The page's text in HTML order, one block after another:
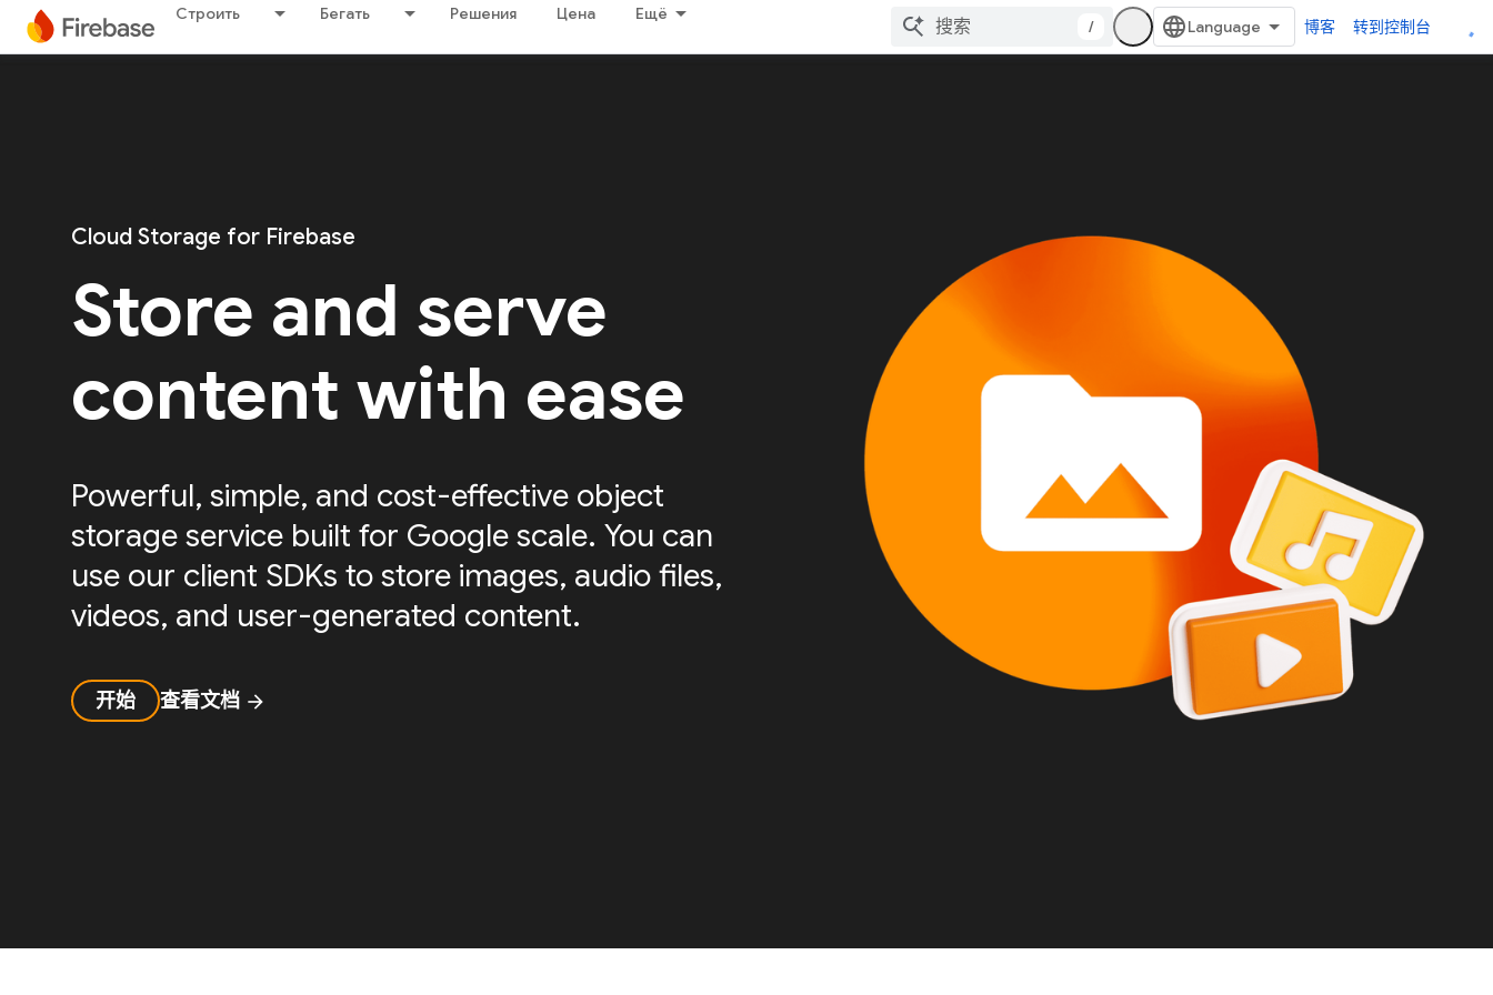
Строить Бегать Решения Цена Ещё
/ 博客 转到控制台
Cloud Storage for Firebase
Store and serve
content with ease
Powerful, simple, and cost-effective object
storage service built for Google scale. You can
use our client SDKs to store images, audio files,
videos, and user-generated content.
开始 查看文档 arrow_forward